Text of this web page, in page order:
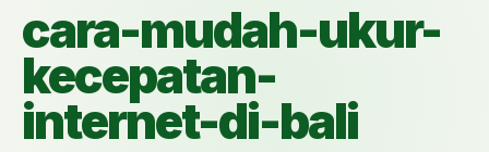
cara-mudah-ukur-
kecepatan-
internet-di-bali